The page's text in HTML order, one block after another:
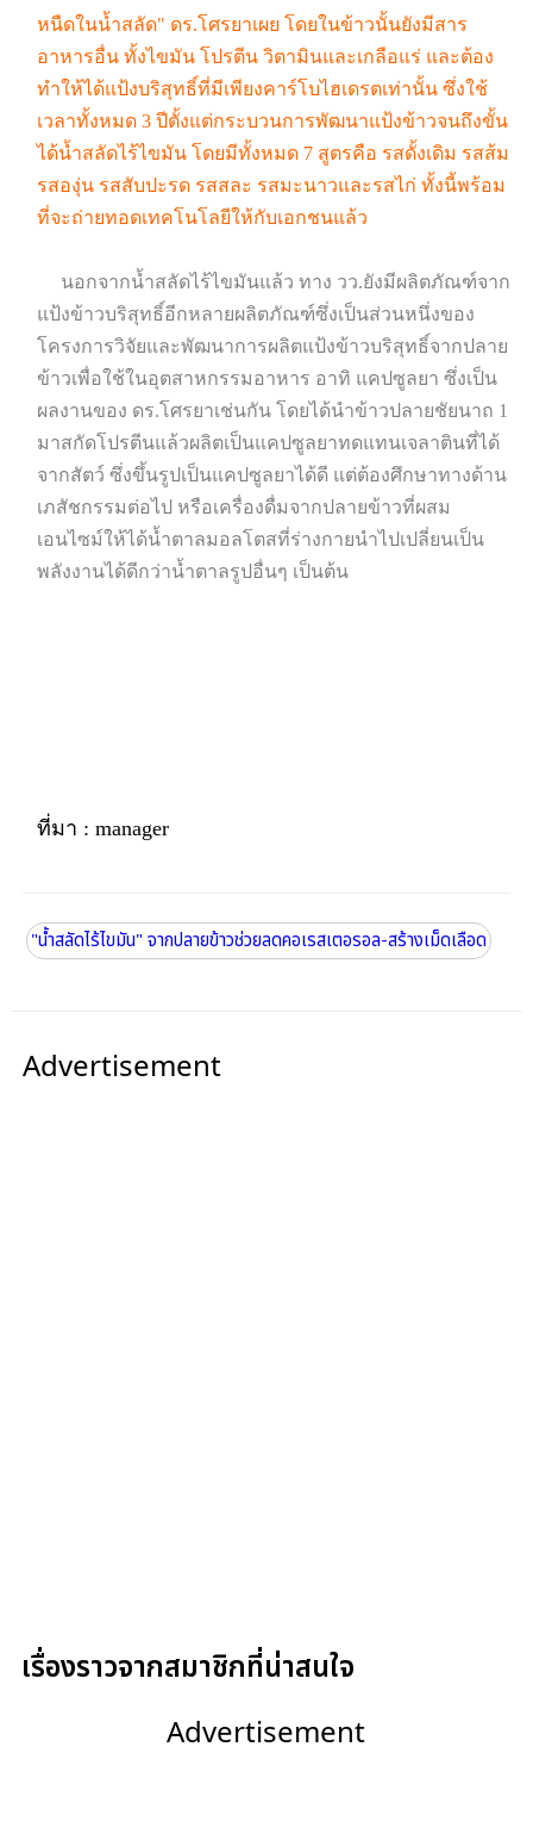
หนืดในน้ำสลัด" ดร.โศรยาเผย โดยในข้าวนั้นยังมีสาร
อาหารอื่น ทั้งไขมัน โปรตีน วิตามินและเกลือแร่ และต้อง
ทำให้ได้แป้งบริสุทธิ์ที่มีเพียงคาร์โบไฮเดรตเท่านั้น ซึ่งใช้
เวลาทั้งหมด 3 ปีตั้งแต่กระบวนการพัฒนาแป้งข้าวจนถึงขั้น
ได้น้ำสลัดไร้ไขมัน โดยมีทั้งหมด 7 สูตรคือ รสดั้งเดิม รสส้ม
รสองุ่น รสสับปะรด รสสละ รสมะนาวและรสไก่ ทั้งนี้พร้อม
ที่จะถ่ายทอดเทคโนโลยีให้กับเอกชนแล้ว
นอกจากน้ำสลัดไร้ไขมันแล้ว ทาง วว.ยังมีผลิตภัณฑ์จาก
แป้งข้าวบริสุทธิ์อีกหลายผลิตภัณฑ์ซึ่งเป็นส่วนหนึ่งของ
โครงการวิจัยและพัฒนาการผลิตแป้งข้าวบริสุทธิ์จากปลาย
ข้าวเพื่อใช้ในอุตสาหกรรมอาหาร อาทิ แคปซูลยา ซึ่งเป็น
ผลงานของ ดร.โศรยาเช่นกัน โดยได้นำข้าวปลายชัยนาถ 1
มาสกัดโปรตีนแล้วผลิตเป็นแคปซูลยาทดแทนเจลาตินที่ได้
จากสัตว์ ซึ่งขึ้นรูปเป็นแคปซูลยาได้ดี แต่ต้องศึกษาทางด้าน
เภสัชกรรมต่อไป หรือเครื่องดื่มจากปลายข้าวที่ผสม
เอนไซม์ให้ได้น้ำตาลมอลโตสที่ร่างกายนำไปเปลี่ยนเป็น
พลังงานได้ดีกว่าน้ำตาลรูปอื่นๆ เป็นต้น
ที่มา : manager
"น้ำสลัดไร้ไขมัน" จากปลายข้าวช่วยลดคอเรสเตอรอล-สร้างเม็ดเลือด
Advertisement
เรื่องราวจากสมาชิกที่น่าสนใจ
Advertisement